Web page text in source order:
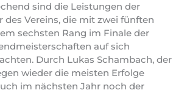
sind die Leistungen der
des Vereins, die mit zwei fünften
sechsten Rang im Finale der
auf sich
Durch Lukas Schambach, der
wieder die meisten Erfolge
im nächsten Jahr noch der